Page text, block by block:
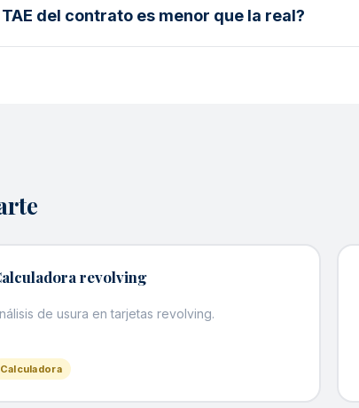
del contrato es menor que la real?
revolving
de usura en tarjetas revolving.
Calculadora